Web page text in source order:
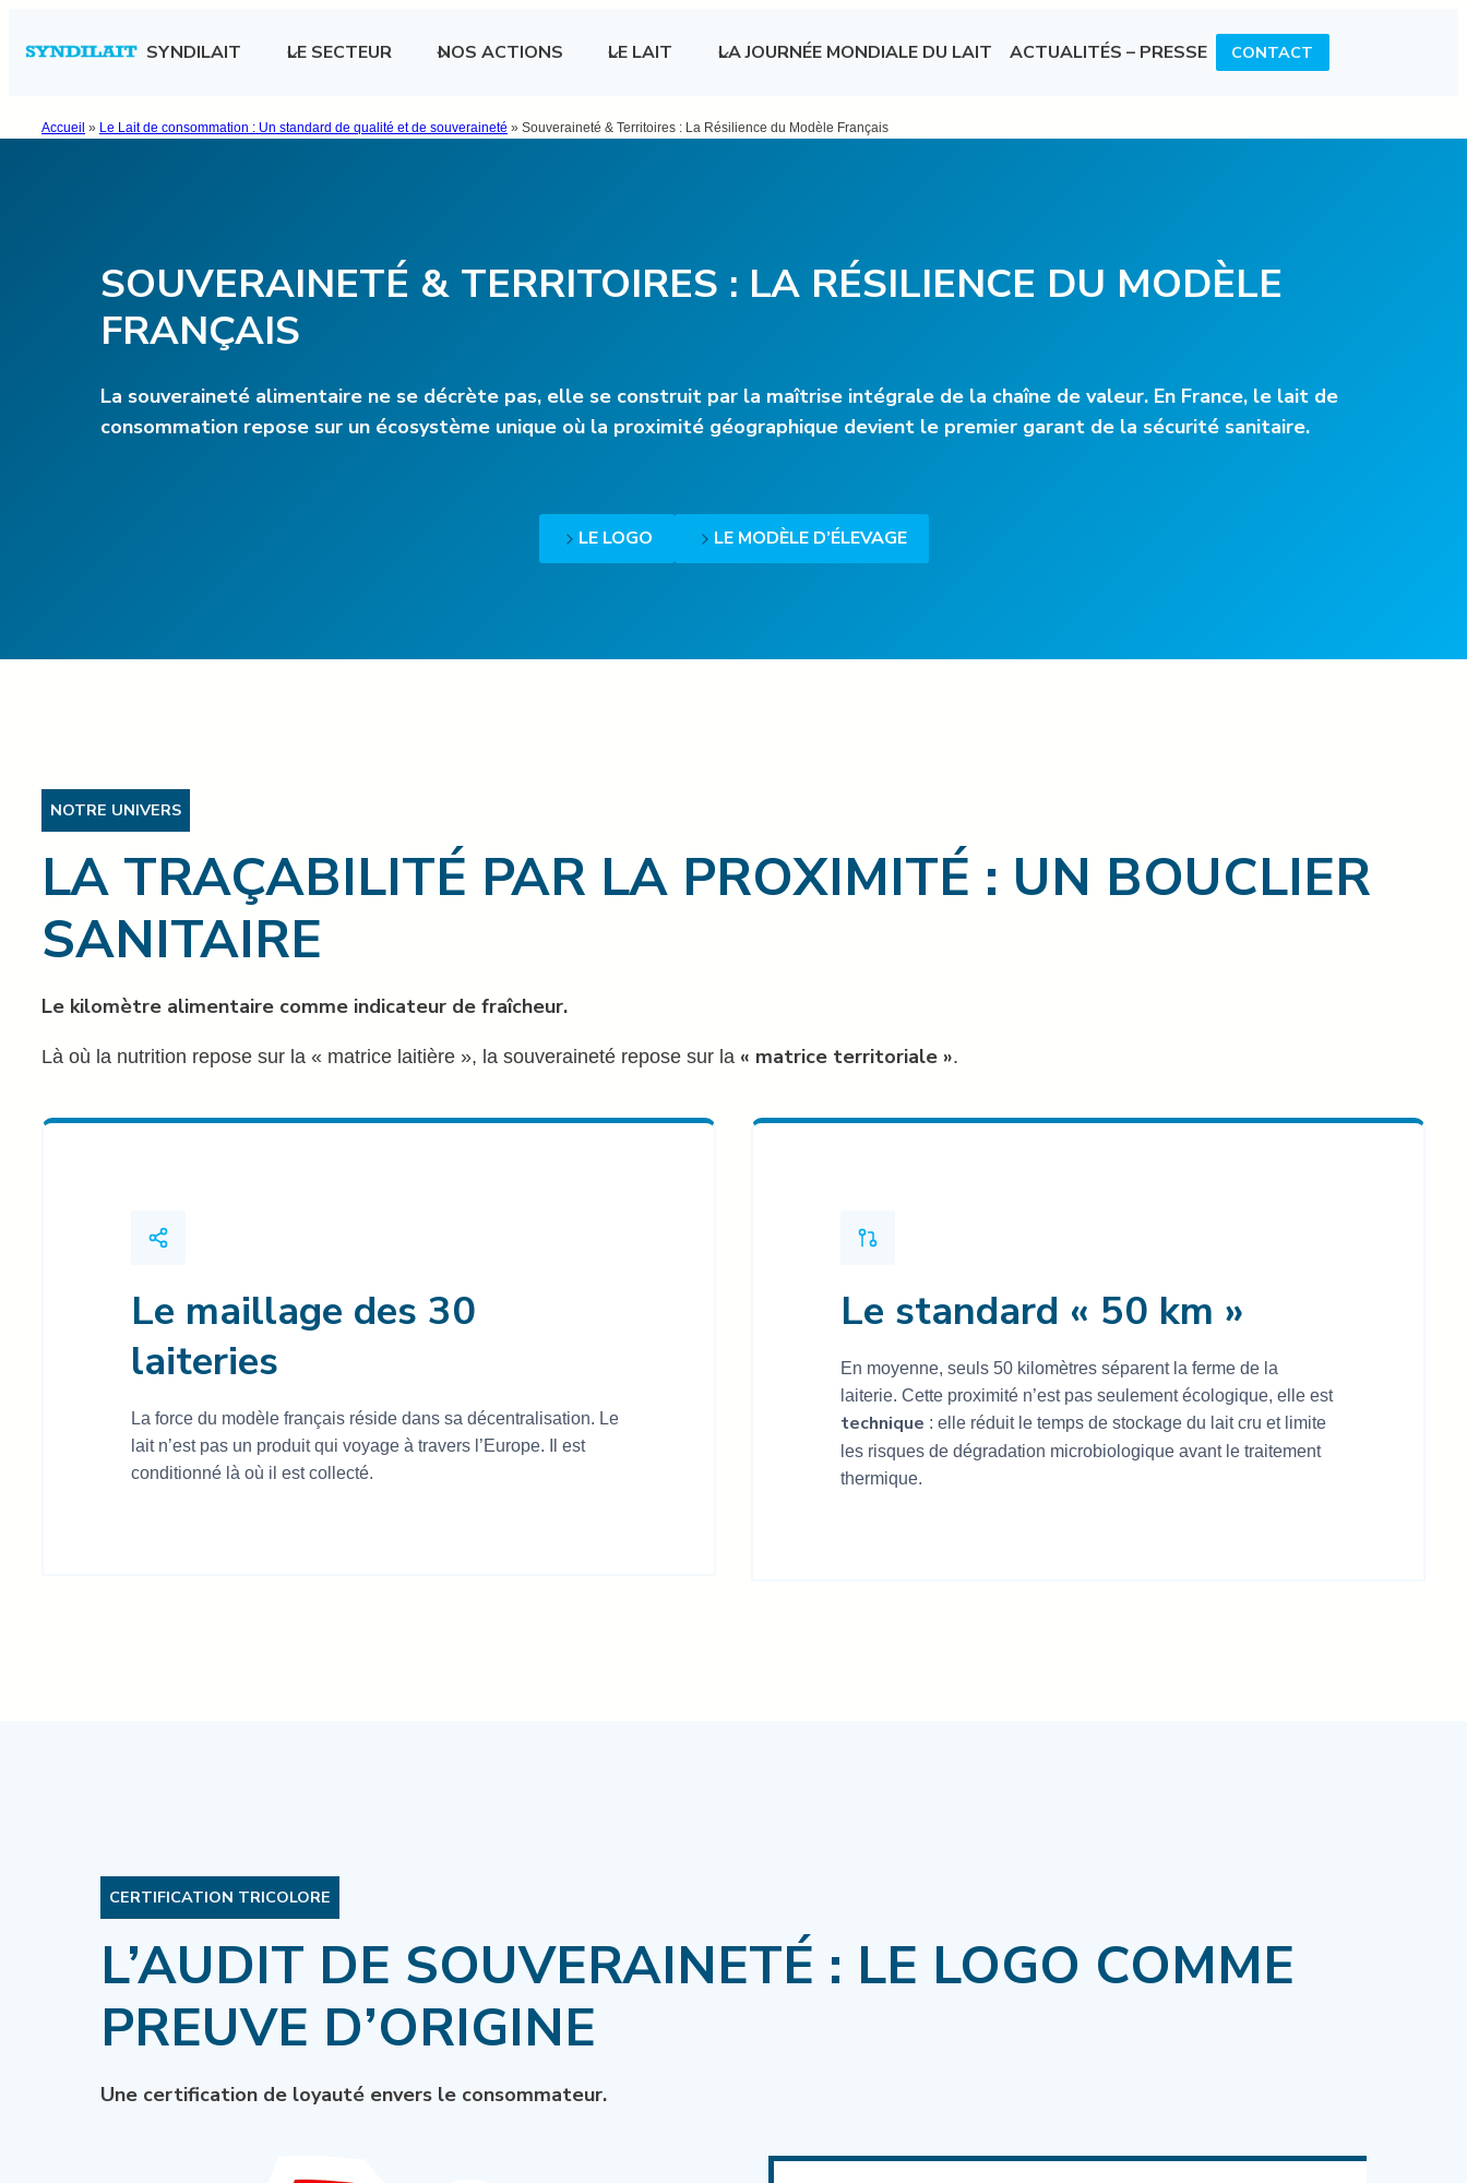
au
SYNDILAIT LE SECTEUR NOS ACTIONS LE LAIT LA JOURNÉE MONDIALE DU LAIT ACTUALITÉS – PRESSE CONTACT
Accueil » Le Lait de consommation : Un standard de qualité et de souveraineté » Souveraineté & Territoires : La Résilience du Modèle Français
SOUVERAINETÉ & TERRITOIRES : LA RÉSILIENCE DU MODÈLE
FRANÇAIS
La souveraineté alimentaire ne se décrète pas, elle se construit par la maîtrise intégrale de la chaîne de valeur. En France, le lait de
consommation repose sur un écosystème unique où la proximité géographique devient le premier garant de la sécurité sanitaire.
LE LOGO LE MODÈLE D’ÉLEVAGE
NOTRE UNIVERS
LA TRAÇABILITÉ PAR LA PROXIMITÉ : UN BOUCLIER
SANITAIRE
Le kilomètre alimentaire comme indicateur de fraîcheur.
Là où la nutrition repose sur la « matrice laitière », la souveraineté repose sur la « matrice territoriale ».
Le maillage des 30
laiteries
La force du modèle français réside dans sa décentralisation. Le
lait n’est pas un produit qui voyage à travers l’Europe. Il est
conditionné là où il est collecté.
Le standard « 50 km »
En moyenne, seuls 50 kilomètres séparent la ferme de la
laiterie. Cette proximité n’est pas seulement écologique, elle est
technique : elle réduit le temps de stockage du lait cru et limite
les risques de dégradation microbiologique avant le traitement
thermique.
CERTIFICATION TRICOLORE
L’AUDIT DE SOUVERAINETÉ : LE LOGO COMME
PREUVE D’ORIGINE
Une certification de loyauté envers le consommateur.